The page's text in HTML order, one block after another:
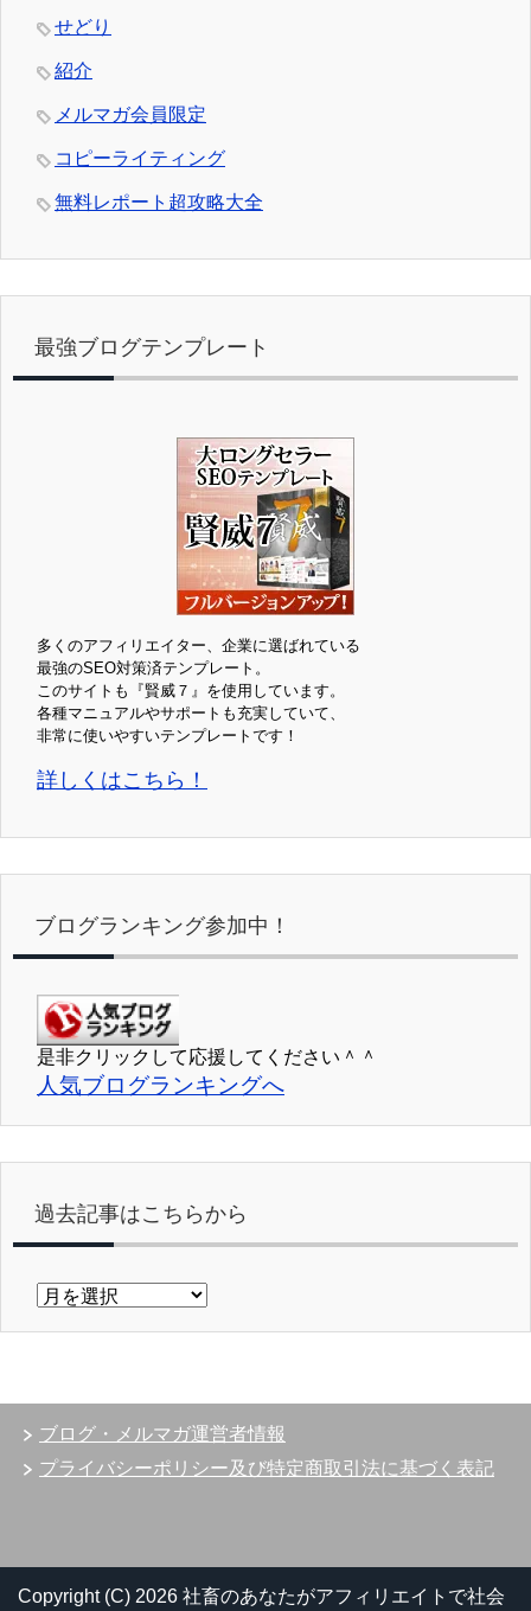
せどり
紹介
メルマガ会員限定
コピーライティング
無料レポート超攻略大全
最強ブログテンプレート
多くのアフィリエイター、企業に選ばれている
最強のSEO対策済テンプレート。
このサイトも『賢威７』を使用しています。
各種マニュアルやサポートも充実していて、
非常に使いやすいテンプレートです！
詳しくはこちら！
ブログランキング参加中！
是非クリックして応援してください＾＾
人気ブログランキングへ
過去記事はこちらから
過
ち
ら
ブログ・メルマガ運営者情報
プライバシーポリシー及び特定商取引法に基づく表記
Copyright (C) 2026 社畜のあなたがアフィリエイトで社会